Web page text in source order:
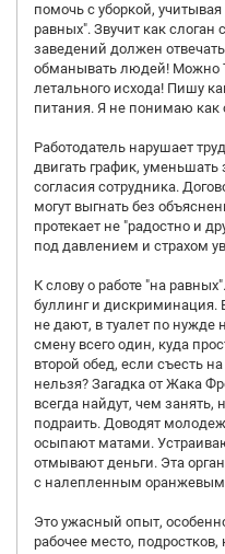
помочь с уборкой,
равных". Звучит как слоган
заведений должен
обманывать людей! Можно
летального исхода! Пишу
питания. Я не понимаю как
Работодатель нарушает
двигать график, уменьшать
согласия сотрудника.
могут выгнать без
протекает не "радостно и
под давлением и страхом
К слову о работе "на
буллинг и дискриминация.
не дают, в туалет по нужде
смену всего один, куда
второй обед, если съесть
нельзя? Загадка от Жака
всегда найдут, чем занять,
подраить. Доводят
осыпают матами.
отмывают деньги. Эта
с налепленным оранжевым
Это ужасный опыт,
рабочее место,